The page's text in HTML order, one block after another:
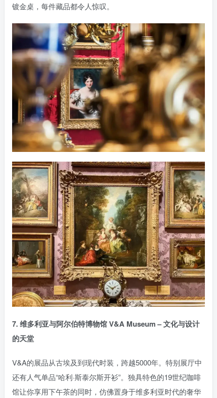
镀金桌，每件藏品都令人惊叹。
7. 维多利亚与阿尔伯特博物馆 V&A Museum – 文化与设计
的天堂
V&A的展品从古埃及到现代时装，跨越5000年。特别展厅中
还有人气单品“哈利·斯泰尔斯开衫”。独具特色的19世纪咖啡
馆让你享用下午茶的同时，仿佛置身于维多利亚时代的奢华